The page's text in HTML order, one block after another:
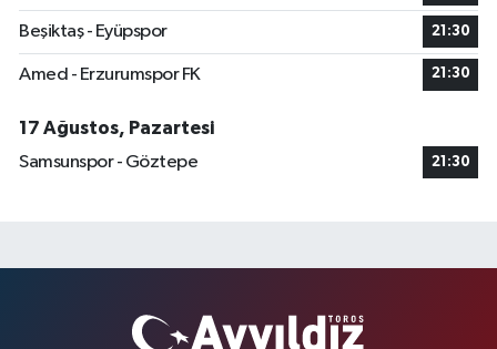
Beşiktaş - Eyüpspor 21:30
Amed - Erzurumspor FK 21:30
17 Ağustos, Pazartesi
Samsunspor - Göztepe
21:30